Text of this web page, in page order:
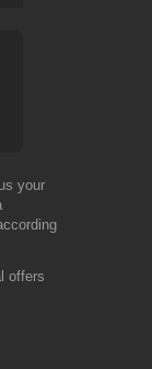
your
offers